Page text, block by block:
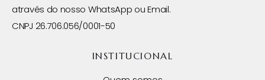
através do nosso WhatsApp ou Email.
CNPJ 26.706.056/0001-50
INSTITUCIONAL